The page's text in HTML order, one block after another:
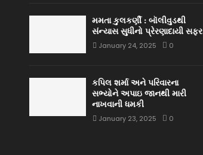
મમતા કુલકર્ણી : બૉલીવુડથી
સંન્યાસ સુધીનો પ્રેરણાદાયી સફર
January 24, 2025 0
કપિલ શર્મા અને પરિવારના
સભ્યોને અપાઇ જાનથી મારી
નાખવાની ધમકી
January 23, 2025 0